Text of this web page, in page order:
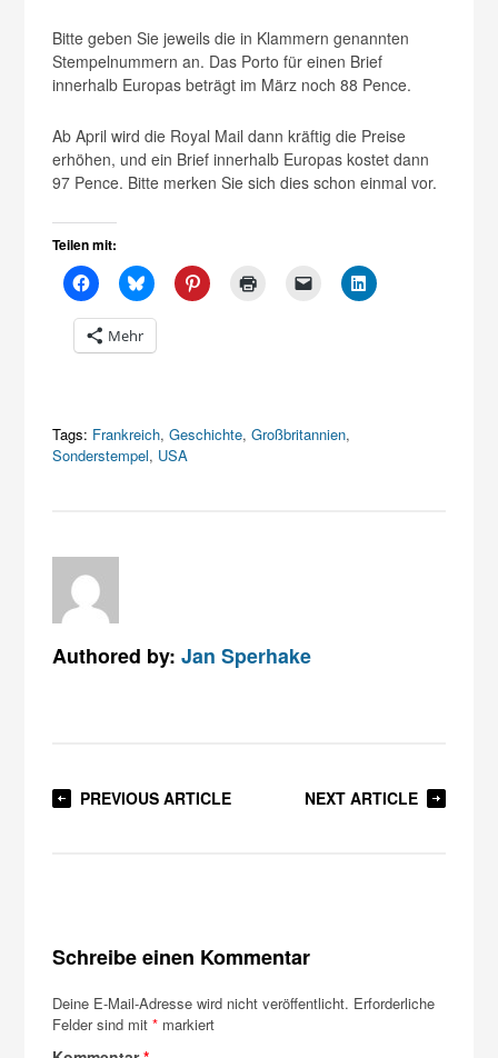
Bitte geben Sie jeweils die in Klammern genannten
Stempelnummern an. Das Porto für einen Brief
innerhalb Europas beträgt im März noch 88 Pence.
Ab April wird die Royal Mail dann kräftig die Preise
erhöhen, und ein Brief innerhalb Europas kostet dann
97 Pence. Bitte merken Sie sich dies schon einmal vor.
Teilen mit:
Mehr
Tags: Frankreich,Geschichte,Großbritannien,
Sonderstempel, USA
Authored by:Jan Sperhake
PREVIOUS ARTICLE NEXT ARTICLE
Schreibe einen Kommentar
Deine E-Mail-Adresse wird nicht veröffentlicht. Erforderliche
Felder sind mit* markiert